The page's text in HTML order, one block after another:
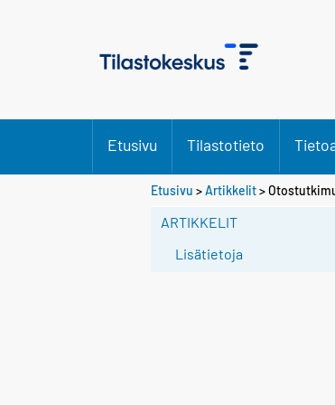
Etusivu Tilastotieto
Etusivu >Artikkelit>
ARTIKKELIT
Lisätietoja